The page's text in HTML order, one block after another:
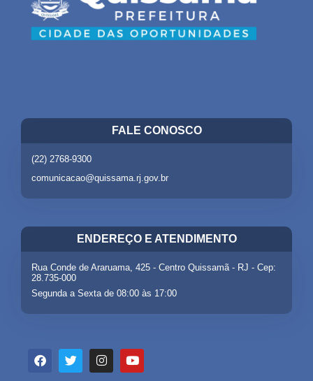
FALE CONOSCO
(22) 2768-9300
comunicacao@quissama.rj.gov.br
ENDEREÇO E ATENDIMENTO
Rua Conde de Araruama, 425 - Centro Quissamã - RJ - Cep:
28.735-000
Segunda a Sexta de 08:00 às 17:00